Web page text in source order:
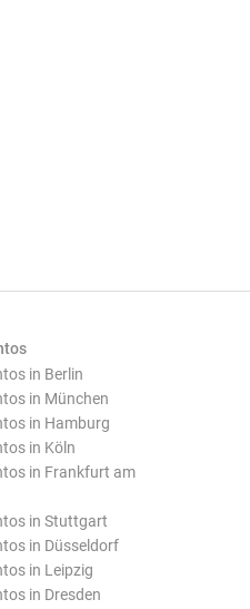
in Berlin
in München
in Hamburg
in Köln
in Frankfurt am
in Stuttgart
in Düsseldorf
in Leipzig
in Dresden